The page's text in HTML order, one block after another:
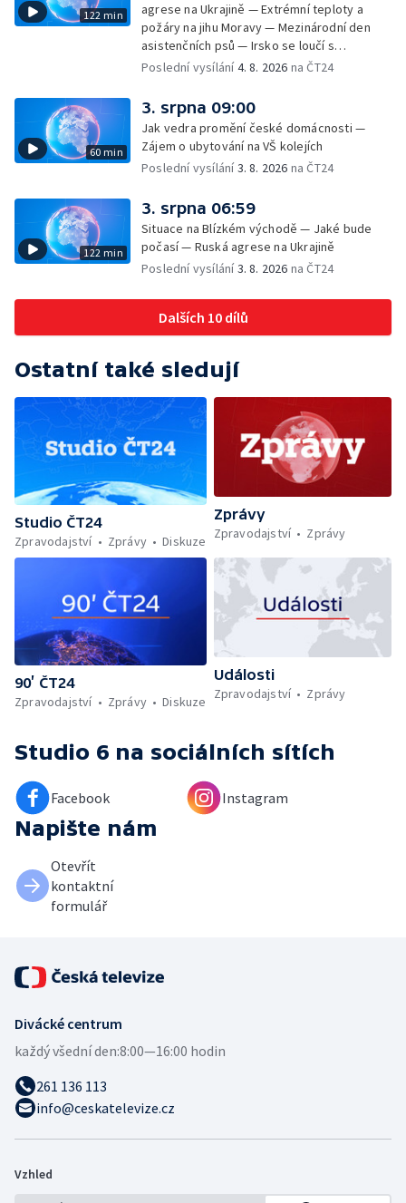
122 min
agrese na Ukrajině — Extrémní teploty a
požáry na jihu Moravy — Mezinárodní den
asistenčních psů — Irsko se loučí s
hudebníkem Glenem Hansardem
Poslední vysílání4. 8. 2026 na ČT24
60 min
3. srpna 09:00
Jak vedra promění české domácnosti —
Zájem o ubytování na VŠ kolejích
Poslední vysílání3. 8. 2026 na ČT24
122 min
3. srpna 06:59
Situace na Blízkém východě — Jaké bude
počasí — Ruská agrese na Ukrajině
Poslední vysílání3. 8. 2026 na ČT24
Dalších 10 dílů
Ostatní také sledují
Studio ČT24
Zpravodajství
Zprávy Diskuze
Zprávy
Zpravodajství
Zprávy
90’ ČT24
Zpravodajství
Zprávy Diskuze
Události
Zpravodajství
Zprávy
Studio 6 na sociálních sítích
Facebook Instagram
Napište nám
Otevřít
kontaktní
formulář
Divácké centrum
každý všední den:8:00—16:00 hodin
261 136 113
info@ceskatelevize.cz
Vzhled